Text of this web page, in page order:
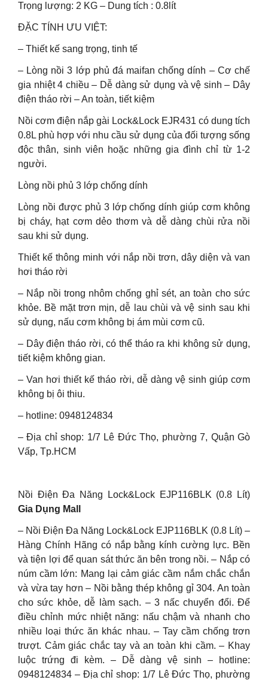
Trọng lượng: 2 KG – Dung tích : 0.8lít
ĐẶC TÍNH ƯU VIỆT:
– Thiết kế sang trọng, tinh tế
– Lòng nồi 3 lớp phủ đá maifan chống dính – Cơ chế
gia nhiệt 4 chiều – Dễ dàng sử dụng và vệ sinh – Dây
điện tháo rời – An toàn, tiết kiệm
Nồi cơm điện nắp gài Lock&Lock EJR431 có dung tích
0.8L phù hợp với nhu cầu sử dụng của đối tượng sống
độc thân, sinh viên hoặc những gia đình chỉ từ 1-2
người.
Lòng nồi phủ 3 lớp chống dính
Lòng nồi được phủ 3 lớp chống dính giúp cơm không
bị cháy, hạt cơm dẻo thơm và dễ dàng chùi rửa nồi
sau khi sử dụng.
Thiết kế thông minh với nắp nồi trơn, dây diện và van
hơi tháo rời
– Nắp nồi trong nhôm chống ghỉ sét, an toàn cho sức
khỏe. Bề mặt trơn mịn, dễ lau chùi và vệ sinh sau khi
sử dụng, nấu cơm không bị ám mùi cơm cũ.
– Dây điện tháo rời, có thể tháo ra khi không sử dụng,
tiết kiệm không gian.
– Van hơi thiết kế tháo rời, dễ dàng vệ sinh giúp cơm
không bị ôi thiu.
– hotline: 0948124834
– Địa chỉ shop: 1/7 Lê Đức Thọ, phường 7, Quận Gò
Vấp, Tp.HCM
Nồi Điện Đa Năng Lock&Lock EJP116BLK (0.8 Lít)
Gia Dụng Mall
– Nồi Điện Đa Năng Lock&Lock EJP116BLK (0.8 Lít) –
Hàng Chính Hãng có nắp bằng kính cường lực. Bền
và tiện lợi để quan sát thức ăn bên trong nồi. – Nắp có
núm cầm lớn: Mang lại cảm giác cầm nắm chắc chắn
và vừa tay hơn – Nồi bằng thép không gỉ 304. An toàn
cho sức khỏe, dễ làm sạch. – 3 nấc chuyển đổi. Để
điều chỉnh mức nhiệt năng: nấu chậm và nhanh cho
nhiều loại thức ăn khác nhau. – Tay cầm chống trơn
trượt. Cảm giác chắc tay và an toàn khi cầm. – Khay
luộc trứng đi kèm. – Dễ dàng vệ sinh – hotline:
0948124834 – Địa chỉ shop: 1/7 Lê Đức Thọ, phường